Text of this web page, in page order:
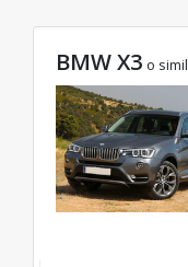
BMW X3 o